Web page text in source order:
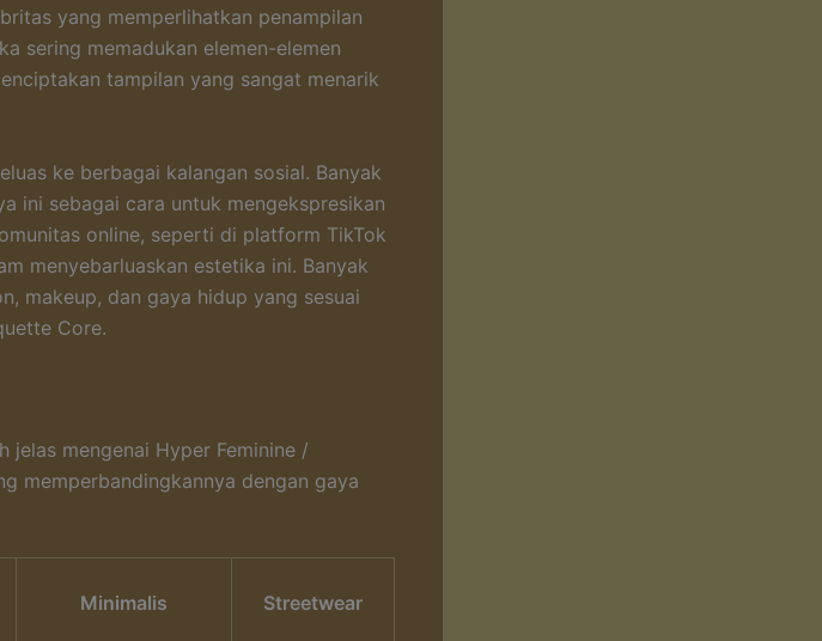
yang memperlihatkan penampilan
sering memadukan elemen-elemen
tampilan yang sangat menarik
ke berbagai kalangan sosial. Banyak
ini sebagai cara untuk mengekspresikan
online, seperti di platform TikTok
menyebarluaskan estetika ini. Banyak
makeup, dan gaya hidup yang sesuai
Core.
mengenai Hyper Feminine /
memperbandingkannya dengan gaya
Minimalis Streetwear